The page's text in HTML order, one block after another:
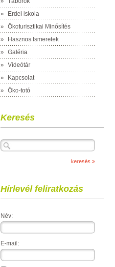
»
Erdei iskola
»
Ökoturisztikai Minősítés
»
Hasznos Ismeretek
»
Galéria
»
Videótár
»
Kapcsolat
»
Öko-totó
Keresés
Hírlevél feliratkozás
Név:
E-mail: